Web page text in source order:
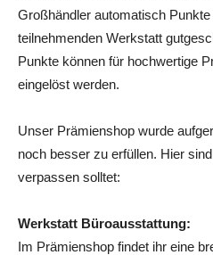
Großhändler automatisch
teilnehmenden Werkstatt
Punkte können für hochwertige
eingelöst werden.
Unser Prämienshop wurde
noch besser zu erfüllen. Hier
verpassen solltet:
Werkstatt Büroausstattung:
Im Prämienshop findet ihr eine